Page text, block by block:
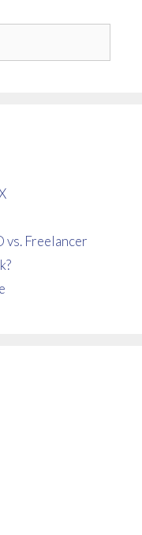
vs. Freelancer